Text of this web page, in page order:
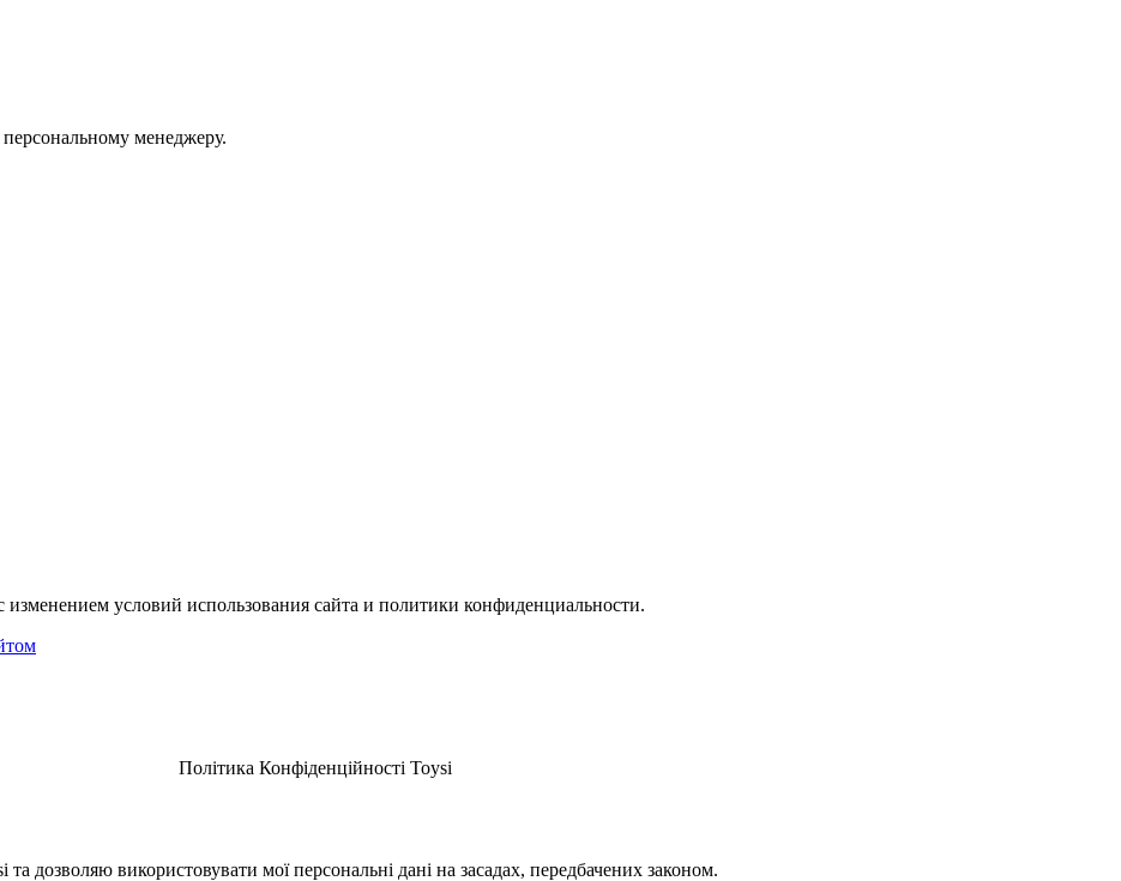
менеджеру.
изменением условий использования сайта и политики конфиденциальности.
Політика Конфіденційності Toysi
дозволяю використовувати мої персональні дані на засадах, передбачених законом.